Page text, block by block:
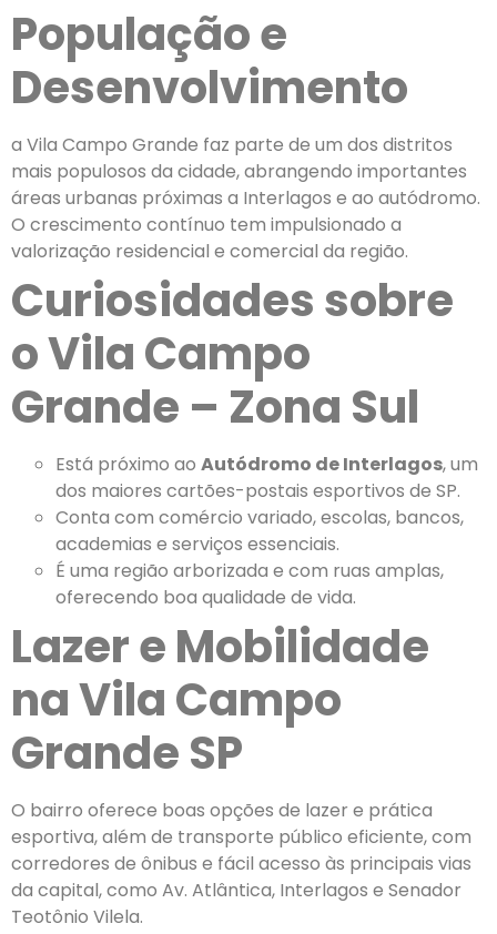
População e
Desenvolvimento
a Vila Campo Grande faz parte de um dos distritos
mais populosos da cidade, abrangendo importantes
áreas urbanas próximas a Interlagos e ao autódromo.
O crescimento contínuo tem impulsionado a
valorização residencial e comercial da região.
Curiosidades sobre
o Vila Campo
Grande – Zona Sul
Está próximo ao Autódromo de Interlagos, um
dos maiores cartões-postais esportivos de SP.
Conta com comércio variado, escolas, bancos,
academias e serviços essenciais.
É uma região arborizada e com ruas amplas,
oferecendo boa qualidade de vida.
Lazer e Mobilidade
na Vila Campo
Grande SP
O bairro oferece boas opções de lazer e prática
esportiva, além de transporte público eficiente, com
corredores de ônibus e fácil acesso às principais vias
da capital, como Av. Atlântica, Interlagos e Senador
Teotônio Vilela.